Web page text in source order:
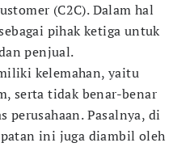
(C2C). Dalam hal
pihak ketiga untuk
penjual.
kelemahan, yaitu
serta tidak benar-benar
Pasalnya, di
ini juga diambil oleh